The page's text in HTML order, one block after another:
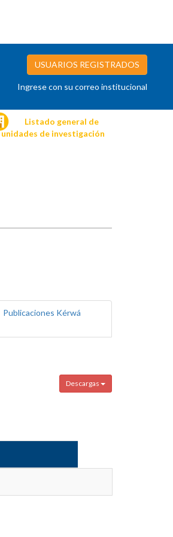
USUARIOS REGISTRADOS
Ingrese con su correo institucional
Listado general de
unidades de investigación
Publicaciones Kérwá
Descargas